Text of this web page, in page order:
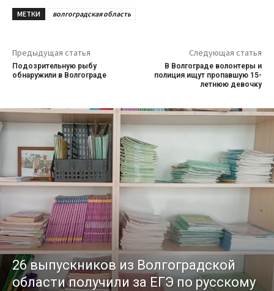
МЕТКИ волгоградская область
Предыдущая статья
Подозрительную рыбу
обнаружили в Волгограде
Следующая статья
В Волгограде волонтеры и
полиция ищут пропавшую 15-
летнюю девочку
26 выпускников из Волгоградской
области получили за ЕГЭ по русскому